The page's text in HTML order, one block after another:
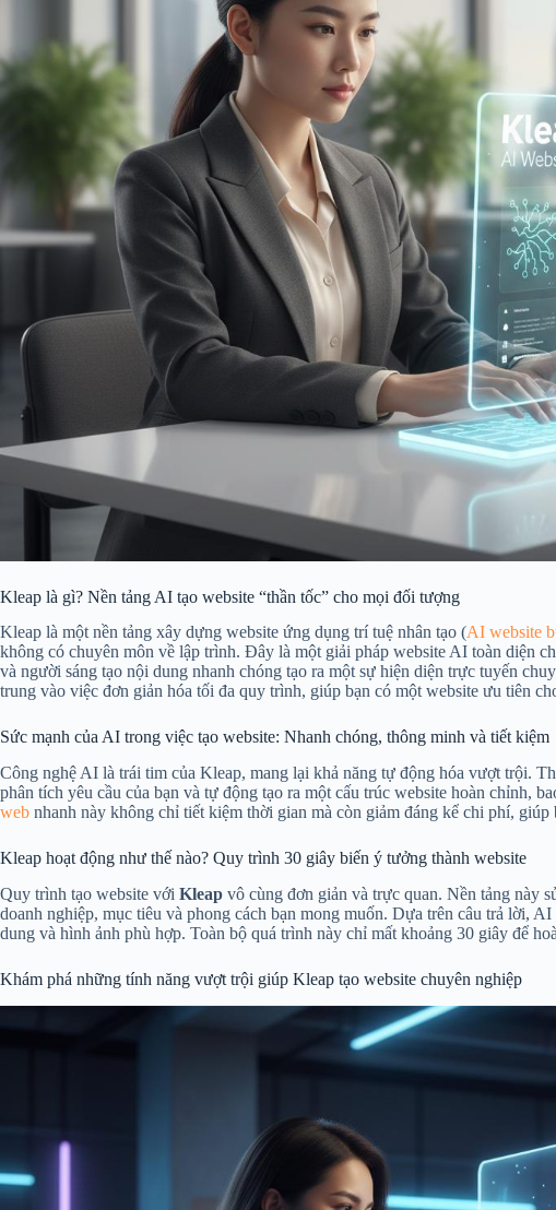
Kleap là gì? Nền tảng AI tạo website “thần tốc” cho mọi đối tượng
Kleap là một nền tảng xây dựng website ứng dụng trí tuệ nhân tạo (AI website
không có chuyên môn về lập trình. Đây là một giải pháp website AI toàn diện
và người sáng tạo nội dung nhanh chóng tạo ra một sự hiện diện trực tuyến
trung vào việc đơn giản hóa tối đa quy trình, giúp bạn có một website ưu tiên
Sức mạnh của AI trong việc tạo website: Nhanh chóng, thông minh và tiết kiệm
Công nghệ AI là trái tim của Kleap, mang lại khả năng tự động hóa vượt trội.
phân tích yêu cầu của bạn và tự động tạo ra một cấu trúc website hoàn chỉnh,
web nhanh này không chỉ tiết kiệm thời gian mà còn giảm đáng kể chi phí,
Kleap hoạt động như thế nào? Quy trình 30 giây biến ý tưởng thành website
Quy trình tạo website với Kleap vô cùng đơn giản và trực quan. Nền tảng này
doanh nghiệp, mục tiêu và phong cách bạn mong muốn. Dựa trên câu trả lời,
dung và hình ảnh phù hợp. Toàn bộ quá trình này chỉ mất khoảng 30 giây để
Khám phá những tính năng vượt trội giúp Kleap tạo website chuyên nghiệp